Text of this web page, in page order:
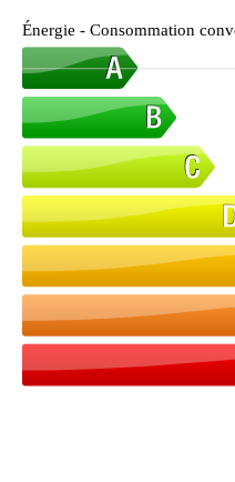
Énergie - Consommation